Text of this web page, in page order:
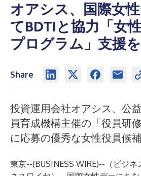
オアシス、国際女
てBDTIと協力「女
プログラム」支援
Share
投資運用会社オアシス、公
員育成機構主催の「役員研
に応募の優秀な女性役員候
東京--(BUSINESS WIRE)-- （ビジ